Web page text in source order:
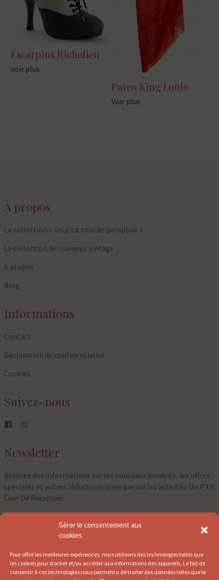
Gérer le consentement aux
cookies
Pour offrir les meilleures expériences, nous utilisons des technologies telles que
les cookies pour stocker et/ou accéder aux informations des appareils. Le fait de
consentir à ces technologies nous permettra de traiter des données telles que le
Escarpins Richelieu
Voir plus
Pareo King Louie
Voir plus
À propos
La collection « Un p’tit coin de parapluie »
La collection de marques vintage
À propos
Blog
Informations
Contact
Déclaration de confidentialité
Cookies
Suivez-nous
Newsletter
Recevez des informations sur les nouveaux produits, les offres
spéciales et autres réductions ainsi que sur les activités Un P'tit
Coin De Parapluie.